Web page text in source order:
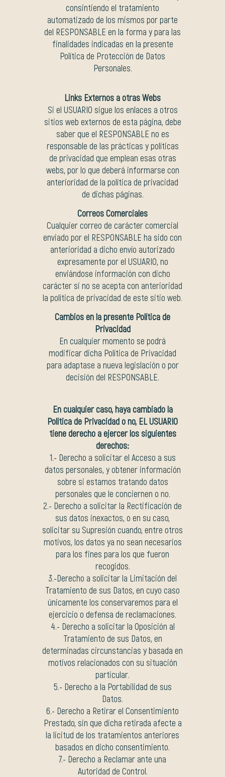
consintiendo el tratamiento
automatizado de los mismos por parte
del RESPONSABLE en la forma y para las
finalidades indicadas en la presente
Política de Protección de Datos
Personales.
Links Externos a otras Webs
Si el USUARIO sigue los enlaces a otros
sitios web externos de esta página, debe
saber que el RESPONSABLE no es
responsable de las prácticas y políticas
de privacidad que emplean esas otras
webs, por lo que deberá informarse con
anterioridad de la política de privacidad
de dichas páginas.
Correos Comerciales
Cualquier correo de carácter comercial
enviado por el RESPONSABLE ha sido con
anterioridad a dicho envío autorizado
expresamente por el USUARIO, no
enviándose información con dicho
carácter si no se acepta con anterioridad
la política de privacidad de este sitio web.
Cambios en la presente Política de
Privacidad
En cualquier momento se podrá
modificar dicha Política de Privacidad
para adaptase a nueva legislación o por
decisión del RESPONSABLE.
En cualquier caso, haya cambiado la
Política de Privacidad o no, EL USUARIO
tiene derecho a ejercer los siguientes
derechos:
1.- Derecho a solicitar el Acceso a sus
datos personales, y obtener información
sobre si estamos tratando datos
personales que le conciernen o no.
2.- Derecho a solicitar la Rectificación de
sus datos inexactos, o en su caso,
solicitar su Supresión cuando, entre otros
motivos, los datos ya no sean necesarios
para los fines para los que fueron
recogidos.
3.-Derecho a solicitar la Limitación del
Tratamiento de sus Datos, en cuyo caso
únicamente los conservaremos para el
ejercicio o defensa de reclamaciones.
4.- Derecho a solicitar la Oposición al
Tratamiento de sus Datos, en
determinadas circunstancias y basada en
motivos relacionados con su situación
particular.
5.- Derecho a la Portabilidad de sus
Datos.
6.- Derecho a Retirar el Consentimiento
Prestado, sin que dicha retirada afecte a
la licitud de los tratamientos anteriores
basados en dicho consentimiento.
7.- Derecho a Reclamar ante una
Autoridad de Control.